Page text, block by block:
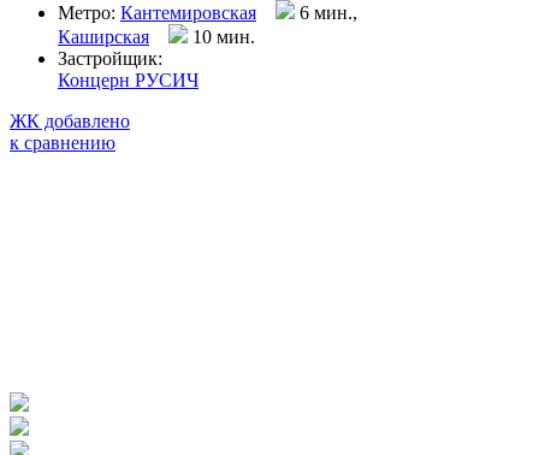
Метро: Кантемировская
6 мин.,
Каширская
10 мин.
Застройщик:
Концерн РУСИЧ
ЖК добавлено
к сравнению